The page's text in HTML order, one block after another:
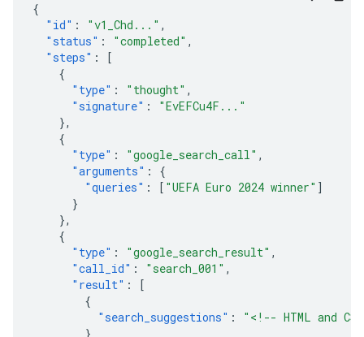
{
"id" : "v1_Chd..." ,
"status" : "completed" ,
"steps" :
[
{
"type" : "thought" ,
"signature" :
"EvEFCu4F..."
},
{
"type" : "google_search_call" ,
"arguments" :
{
"queries" : [ "UEFA Euro 2024 winner" ]
}
},
{
"type" : "google_search_result" ,
"call_id" : "search_001" ,
"result" :
[
{
"search_suggestions" :
"<!-- HTML and
}